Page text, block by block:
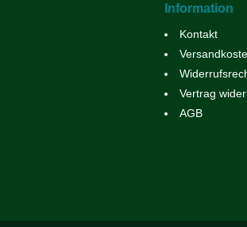
Information
Kontakt
Vertrag
AGB